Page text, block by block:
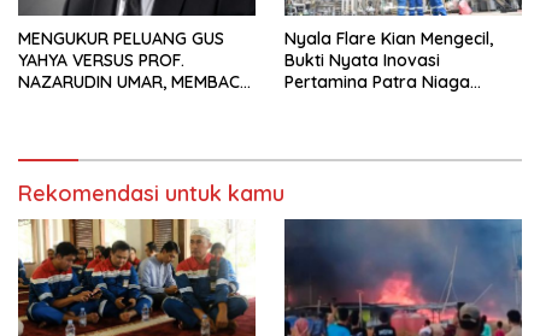
MENGUKUR PELUANG GUS
YAHYA VERSUS PROF.
NAZARUDIN UMAR, MEMBACA
Nyala Flare Kian Mengecil,
Bukti Nyata Inovasi
Pertamina Patra Niaga
Rekomendasi untuk kamu